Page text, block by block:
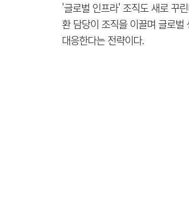
'글로벌 인프라' 조직도 새로 꾸
환 담당이 조직을 이끌며 글로
대응한다는 전략이다.